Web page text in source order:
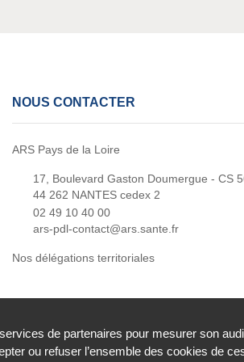
de partenaires pour mesurer son
ou refuser l’ensemble des cookies de
NOUS CONTACTER
ARS Pays de la Loire
17, Boulevard Gaston Doumergue - CS
44 262 NANTES cedex 2
02 49 10 40 00
ars-pdl-contact@ars.sante.fr
Nos délégations territoriales
: partiellement conforme Mentions